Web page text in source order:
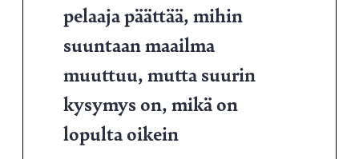
pelaaja päättää, mihin
suuntaan maailma
muuttuu, mutta suurin
kysymys on, mikä on
lopulta oikein